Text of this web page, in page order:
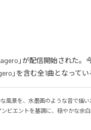
」が配信開始された。
」を含む全1曲となってい
風景を、水墨画のような音で描
ビエントを基調に、穏やかな余